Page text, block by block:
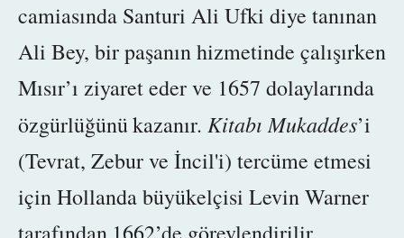
camiasında Santuri Ali Ufki diye tanınan
Ali Bey, bir paşanın hizmetinde çalışırken
Mısır’ı ziyaret eder ve 1657 dolaylarında
özgürlüğünükazanır. Kitabı Mukaddes’i
(Tevrat, Zebur ve İncil'i) tercüme etmesi
içinHollanda büyükelçisi Levin Warner